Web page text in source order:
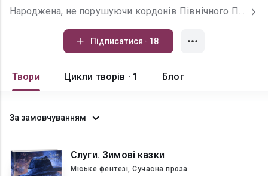
Народжена, не порушуючи кордонів Північного Причорномор&#39;я, під цифрою 6 і іменована нею ж. Кажуть, якось психіатри наполегливо рекомендували йому пройти курс лікування. «Навіщо? Я і так лікуюся. А потім продаю вам свої страхи», - з посмішкою відповів Кінг
Підписатися · 18
Твори Цикли творів · 1 Блог
За замовчуванням
Слуги. Зимові казки
Міське фентезі, Сучасна проза